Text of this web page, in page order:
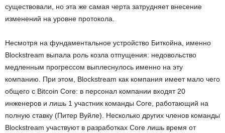
существовали, но эта же самая черта затрудняет внесение
изменений на уровне протокола.
Несмотря на фундаментальное устройство Биткойна, именно
Blockstream выпала роль козла отпущения: недовольство
медленным прогрессом выплеснулось именно на эту
компанию. При этом, Blockstream как компания имеет мало чего
общего с Bitcoin Core: в персонал компании входят 20
инженеров и лишь 1 участник команды Core, работающий на
полную ставку (Питер Вуйле). Несколько других членов команды
Blockstream участвуют в разработках Core лишь время от